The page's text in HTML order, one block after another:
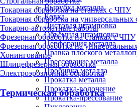
Токарная обработка на станках с ЧПУ
Токарная обработка на универсальных
Токарно-автоматные работы
Фрезерная обработка на станках с ЧПУ
Фрезерная обработка на
Хонингование
Шлицефрезерная обработка
Электроэрозионная обработка
Термическая обработка
Вырубка металла
Ковка
Листовая штамповка
Объёмная штамповка
Перфорация металла
Правка плоского
Прессование металла
Пробивка металла
Прокатка металла
Прокатка-волочение
Прокатка-прессование